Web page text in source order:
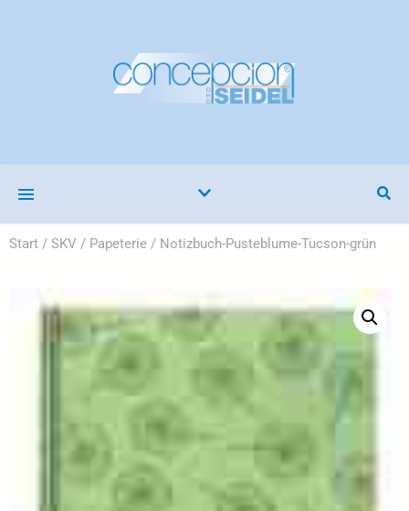
Start / SKV / Papeterie / Notizbuch-Pusteblume-Tucson-grün